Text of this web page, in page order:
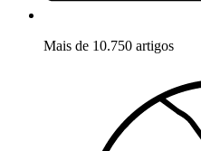
Mais de 10.750 artigos